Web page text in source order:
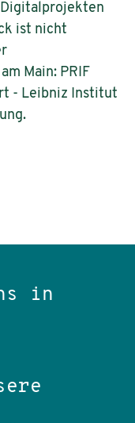
ist nicht
Main: PRIF
- Leibniz Institut
in